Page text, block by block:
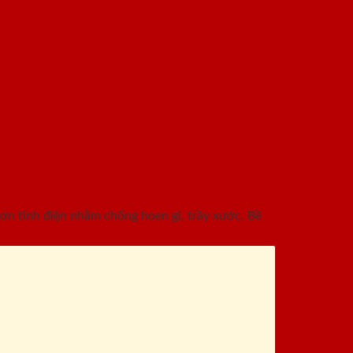
tĩnh điện nhằm chống hoen gỉ, trầy xước. Bề